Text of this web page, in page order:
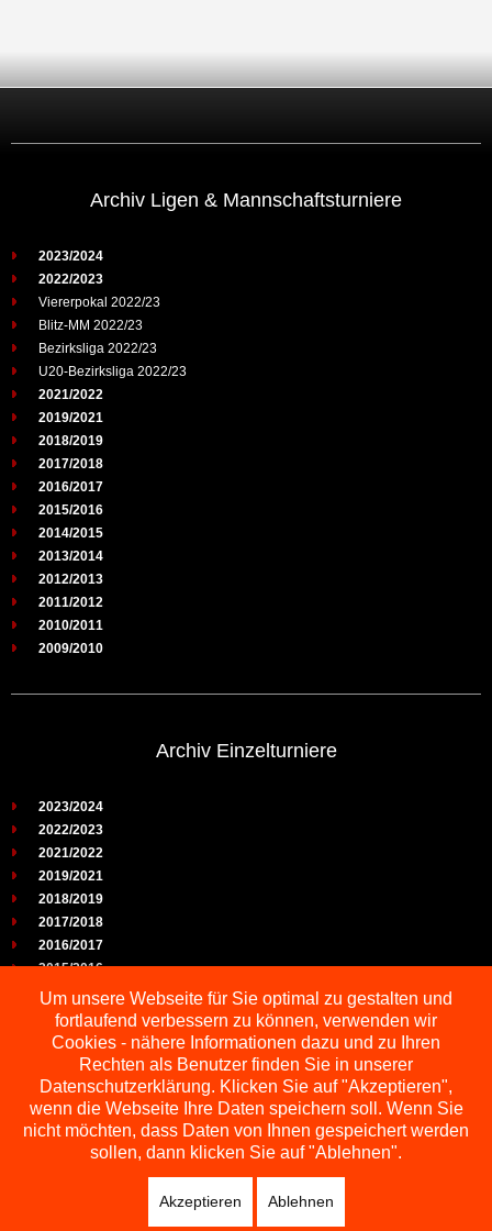
Archiv Ligen & Mannschaftsturniere
2023/2024
2022/2023
Viererpokal 2022/23
Blitz-MM 2022/23
Bezirksliga 2022/23
U20-Bezirksliga 2022/23
2021/2022
2019/2021
2018/2019
2017/2018
2016/2017
2015/2016
2014/2015
2013/2014
2012/2013
2011/2012
2010/2011
2009/2010
Archiv Einzelturniere
2023/2024
2022/2023
2021/2022
2019/2021
2018/2019
2017/2018
2016/2017
2015/2016
2014/2015
2013/2014
2012/2013
2011/2012
2010/2011
2009/2010
Copyright © 2026 Schachbezirk Sauerland
Um unsere Webseite für Sie optimal zu gestalten und
fortlaufend verbessern zu können, verwenden wir
Cookies - nähere Informationen dazu und zu Ihren
Rechten als Benutzer finden Sie in unserer
Datenschutzerklärung. Klicken Sie auf "Akzeptieren",
wenn die Webseite Ihre Daten speichern soll. Wenn Sie
nicht möchten, dass Daten von Ihnen gespeichert werden
sollen, dann klicken Sie auf "Ablehnen".
Akzeptieren Ablehnen